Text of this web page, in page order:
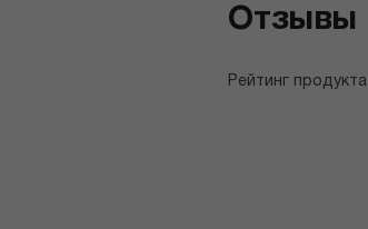
Отзывы
Рейтинг продукта